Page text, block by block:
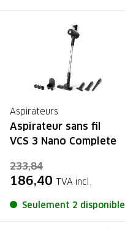
Aspirateurs
Aspirateur sans fil
VCS 3 Nano Complete
233,84
186,40 TVA incl.
Seulement 2 disponible